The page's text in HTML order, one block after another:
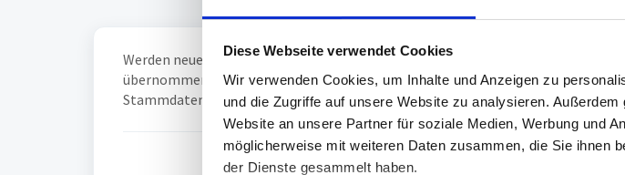
Diese Webseite verwendet Cookies
Wir verwenden Cookies, um Inhalte und Anzeigen zu
und die Zugriffe auf unsere Website zu analysieren.
Website an unsere Partner für soziale Medien, Werbung und
möglicherweise mit weiteren Daten zusammen, die Sie ihnen
der Dienste gesammelt haben.
Werden neue Mitarbeiter über die Stammdaten importiert können Überträge
übernommen werden. Nachträglich bei bereits vorhandenen Mitarbeiter
Stammdaten ist nicht möglich.